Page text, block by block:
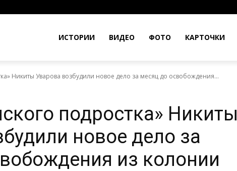
ИСТОРИИ ВИДЕО ФОТО КАРТОЧКИ
Никиты Уварова возбудили новое дело за месяц до освобождения...
подростка» Никиты
новое дело за
из колонии